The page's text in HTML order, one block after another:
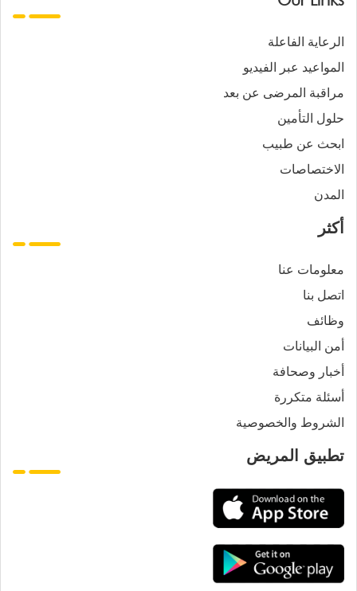
الرعاية الفاعلة
المواعيد عبر الفيديو
مراقبة المرضى عن بعد
حلول التأمين
ابحث عن طبيب
الاختصاصات
المدن
أكثر
معلومات عنا
اتصل بنا
وظائف
أمن البيانات
أخبار وصحافة
أسئلة متكررة
الشروط والخصوصية
تطبيق المريض